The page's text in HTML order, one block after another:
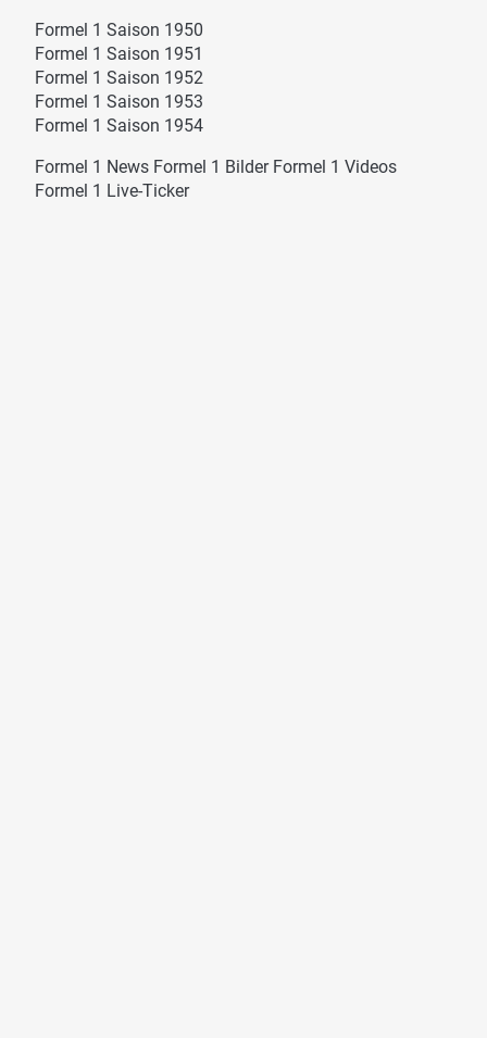
Formel 1 Saison 1950
Formel 1 Saison 1951
Formel 1 Saison 1952
Formel 1 Saison 1953
Formel 1 Saison 1954
Formel 1 News Formel 1 Bilder Formel 1 Videos
Formel 1 Live-Ticker